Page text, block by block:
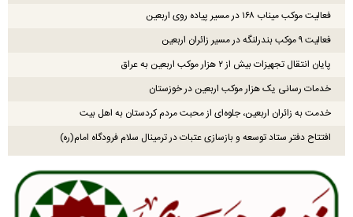
فعالیت موکب میناب ۱۶۸ در مسیر پیاده روی اربعین
فعالیت ۹ موکب بندرلنگه در مسیر زائران اربعین
پایان انتقال تجهیزات بیش از ۲ هزار موکب اربعین به عراق
خدمات رسانی یک هزار موکب اربعین در خوزستان
خدمت به زائران اربعین، جلوه‌ای از محبت مردم کردستان به اهل بیت
افتتاح دفتر ستاد توسعه و بازسازی عتبات در ترمینال سلام فرودگاه امام(ره)